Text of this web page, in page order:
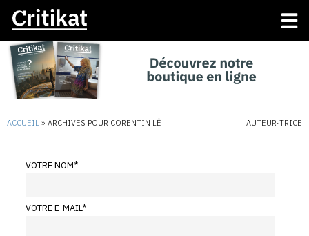
ACCUEIL » ARCHIVES POUR CORENTIN LÊ AUTEUR·TRICE
VOTRE NOM*
VOTRE E-MAIL*